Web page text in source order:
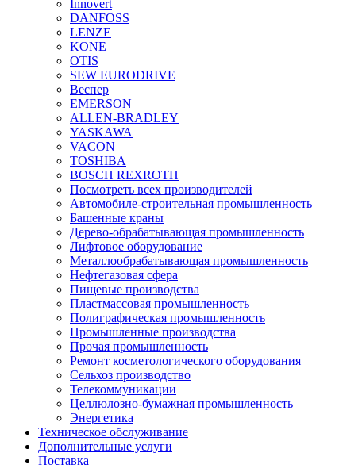
Innovert
DANFOSS
LENZE
KONE
OTIS
SEW EURODRIVE
Веспер
EMERSON
ALLEN-BRADLEY
YASKAWA
VACON
TOSHIBA
BOSCH REXROTH
Посмотреть всех производителей
Автомобиле-строительная промышленность
Башенные краны
Дерево-обрабатывающая промышленность
Лифтовое оборудование
Металлообрабатывающая промышленность
Нефтегазовая сфера
Пищевые производства
Пластмассовая промышленность
Полиграфическая промышленность
Промышленные производства
Прочая промышленность
Ремонт косметологического оборудования
Сельхоз производство
Телекоммуникации
Целлюлозно-бумажная промышленность
Энергетика
Техническое обслуживание
Дополнительные услуги
Поставка